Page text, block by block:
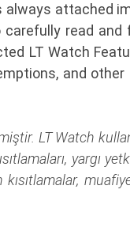
always
read
LT Watch
and
LT Watch
yargı
kısıtlamalar,